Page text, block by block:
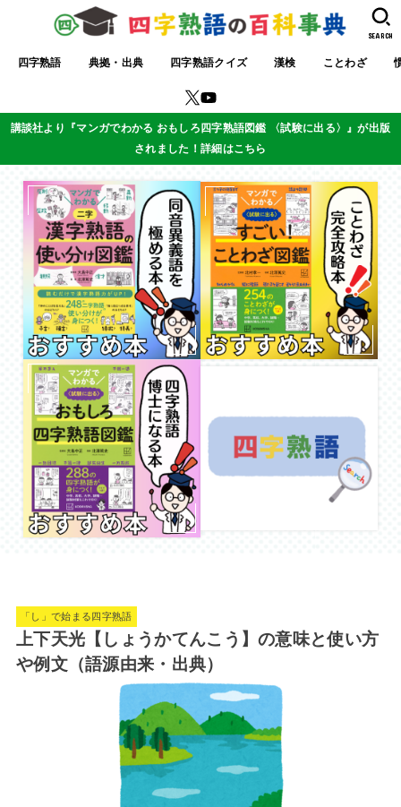
四字熟語 典拠・出典 四字熟語クイズ 漢検 ことわざ
SEARCH
講談社より『マンガでわかる おもしろ四字熟語図鑑 〈試験に出る〉』が出版
されました！詳細はこちら
「し」で始まる四字熟語
上下天光【しょうかてんこう】の意味と使い方
や例文（語源由来・出典）